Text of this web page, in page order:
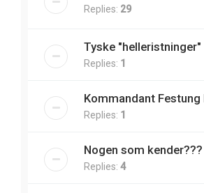
Replies: 29
Tyske "helleristninger"
Replies: 1
Kommandant Festung
Replies: 1
Nogen som kender???
Replies: 4